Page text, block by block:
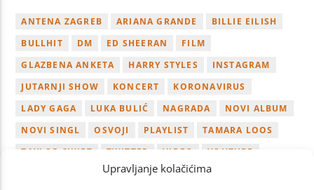
Upravljanje kolačićima
ANTENA ZAGREB ARIANA GRANDE
BILLIE EILISH
BULLHIT
DM ED SHEERAN
FILM
GLAZBENA ANKETA
HARRY STYLES
INSTAGRAM
JUTARNJI SHOW
KONCERT
KORONAVIRUS
LADY GAGA
LUKA BULIĆ NAGRADA
NOVI ALBUM
NOVI SINGL
OSVOJI PLAYLIST
TAMARA LOOS
TAYLOR SWIFT
TWITTER VIDEO
YOUTUBE